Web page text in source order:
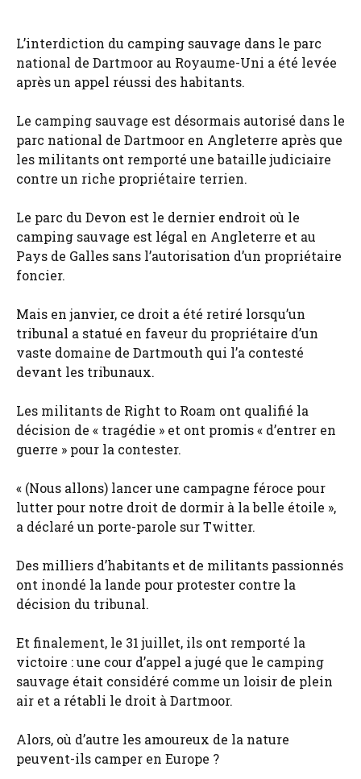
L’interdiction du camping sauvage dans le parc
national de Dartmoor au Royaume-Uni a été levée
après un appel réussi des habitants.
Le camping sauvage est désormais autorisé dans le
parc national de Dartmoor en Angleterre après que
les militants ont remporté une bataille judiciaire
contre un riche propriétaire terrien.
Le parc du Devon est le dernier endroit où le
camping sauvage est légal en Angleterre et au
Pays de Galles sans l’autorisation d’un propriétaire
foncier.
Mais en janvier, ce droit a été retiré lorsqu’un
tribunal a statué en faveur du propriétaire d’un
vaste domaine de Dartmouth qui l’a contesté
devant les tribunaux.
Les militants de Right to Roam ont qualifié la
décision de « tragédie » et ont promis « d’entrer en
guerre » pour la contester.
« (Nous allons) lancer une campagne féroce pour
lutter pour notre droit de dormir à la belle étoile »,
a déclaré un porte-parole sur Twitter.
Des milliers d’habitants et de militants passionnés
ont inondé la lande pour protester contre la
décision du tribunal.
Et finalement, le 31 juillet, ils ont remporté la
victoire : une cour d’appel a jugé que le camping
sauvage était considéré comme un loisir de plein
air et a rétabli le droit à Dartmoor.
Alors, où d’autre les amoureux de la nature
peuvent-ils camper en Europe ?